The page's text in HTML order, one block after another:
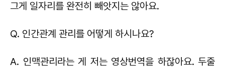
그게 일자리를 완전히 빼앗지는 않아요.
Q. 인간관계 관리를 어떻게 하시나요?
A. 인맥관리라는 게 저는 영상번역을 하잖아요. 두줄